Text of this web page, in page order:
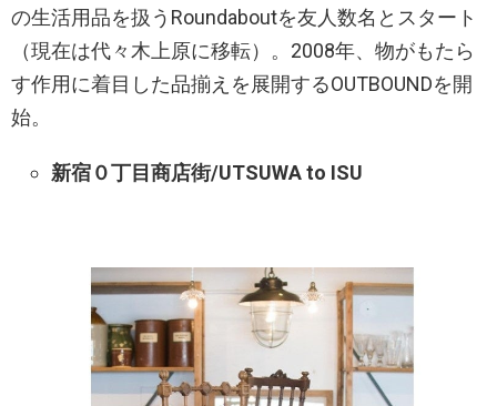
の生活用品を扱うRoundaboutを友人数名とスタート
（現在は代々木上原に移転）。2008年、物がもたら
す作用に着目した品揃えを展開するOUTBOUNDを開
始。
新宿０丁目商店街/UTSUWA to ISU